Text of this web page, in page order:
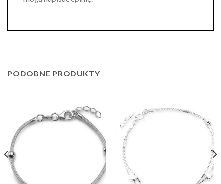
PODOBNE PRODUKTY